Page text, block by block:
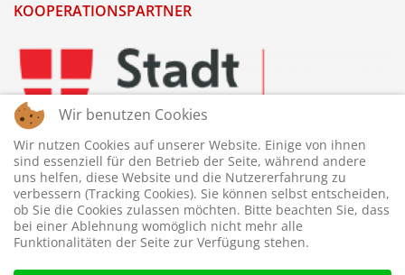
KOOPERATIONSPARTNER
Wir benutzen Cookies
Wir nutzen Cookies auf unserer Website. Einige von ihnen
sind essenziell für den Betrieb der Seite, während andere
uns helfen, diese Website und die Nutzererfahrung zu
verbessern (Tracking Cookies). Sie können selbst entscheiden,
ob Sie die Cookies zulassen möchten. Bitte beachten Sie, dass
bei einer Ablehnung womöglich nicht mehr alle
Funktionalitäten der Seite zur Verfügung stehen.